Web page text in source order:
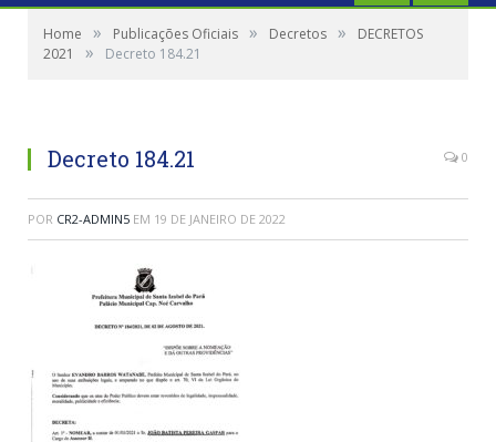
Home » Publicações Oficiais » Decretos »
DECRETOS
2021
» Decreto 184.21
Decreto 184.21 0
POR CR2-ADMIN5 EM 19 DE JANEIRO DE 2022